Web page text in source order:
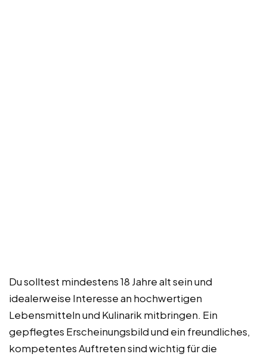
Du solltest mindestens 18 Jahre alt sein und
idealerweise Interesse an hochwertigen
Lebensmitteln und Kulinarik mitbringen. Ein
gepflegtes Erscheinungsbild und ein freundliches,
kompetentes Auftreten sind wichtig für die